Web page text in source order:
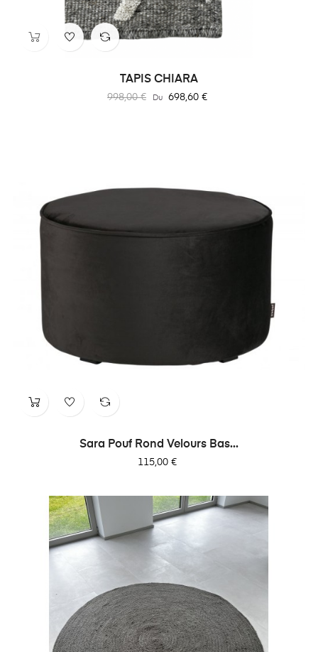
TAPIS CHIARA
Prix
998,00 € Du Prix
698,60 €
Sara Pouf Rond Velours Bas...
Prix
115,00 €